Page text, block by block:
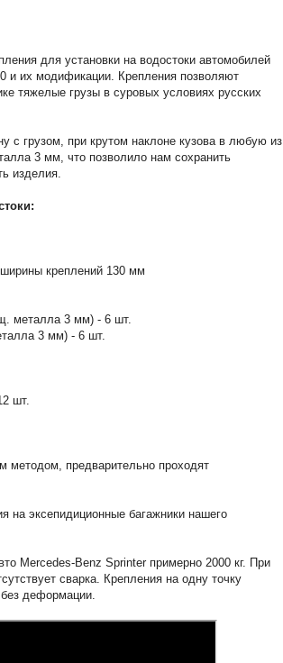
для установки на водостоки автомобилей
и их модификации. Крепления позволяют
тяжелые грузы в суровых условиях русских
с грузом, при крутом наклоне кузова в любую из
3 мм, что позволило нам сохранить
изделия.
креплений 130 мм
металла 3 мм) - 6 шт.
3 мм) - 6 шт.
шт.
методом, предварительно проходят
на эксепидиционные багажники нашего
Mercedes-Benz Sprinter примерно 2000 кг. При
сварка. Крепления на одну точку
деформации.